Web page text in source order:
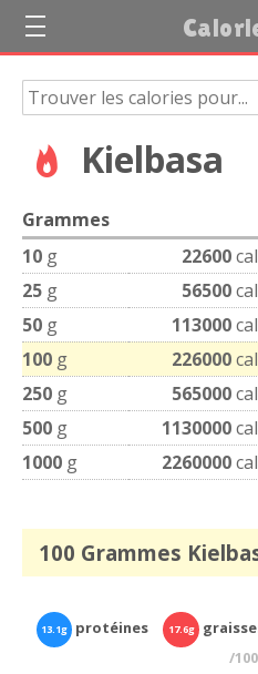
Kielbasa
Grammes
10 g 22600
25 g 56500
50 g 113000
100 g 226000
250 g 565000
500 g 1130000
1000 g 2260000
100 Grammes
13.1g protéines 17.6g
/